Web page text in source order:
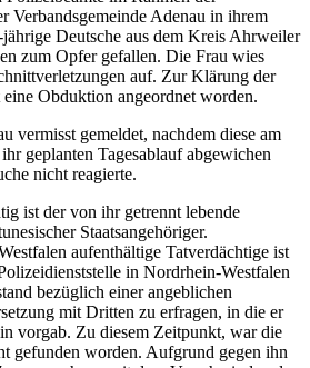
Verbandsgemeinde Adenau in ihrem
Deutsche aus dem Kreis Ahrweiler
zum Opfer gefallen. Die Frau wies
auf. Zur Klärung der
eine Obduktion angeordnet worden.
vermisst gemeldet, nachdem diese am
geplanten Tagesablauf abgewichen
nicht reagierte.
ist der von ihr getrennt lebende
Staatsangehöriger.
aufenthältige Tatverdächtige ist
in Nordrhein-Westfalen
bezüglich einer angeblichen
mit Dritten zu erfragen, in die er
vorgab. Zu diesem Zeitpunkt, war die
gefunden worden. Aufgrund gegen ihn